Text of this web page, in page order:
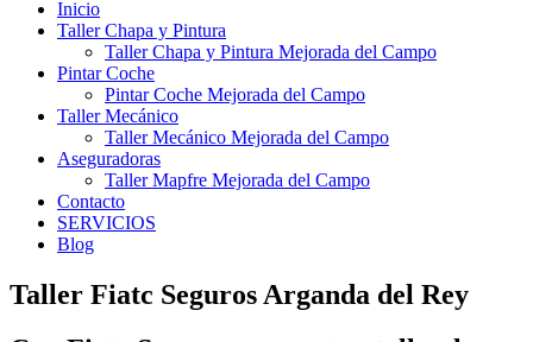
Inicio
Taller Chapa y Pintura
Taller Chapa y Pintura Mejorada del Campo
Pintar Coche
Pintar Coche Mejorada del Campo
Taller Mecánico
Taller Mecánico Mejorada del Campo
Aseguradoras
Taller Mapfre Mejorada del Campo
Contacto
SERVICIOS
Blog
Taller Fiatc Seguros Arganda del Rey